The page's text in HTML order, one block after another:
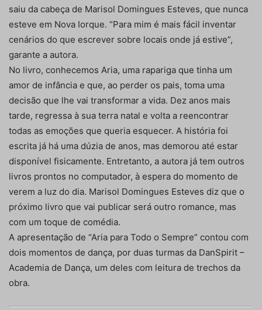
saiu da cabeça de Marisol Domingues Esteves, que nunca
esteve em Nova Iorque. “Para mim é mais fácil inventar
cenários do que escrever sobre locais onde já estive”,
garante a autora.
No livro, conhecemos Aria, uma rapariga que tinha um
amor de infância e que, ao perder os pais, toma uma
decisão que lhe vai transformar a vida. Dez anos mais
tarde, regressa à sua terra natal e volta a reencontrar
todas as emoções que queria esquecer. A história foi
escrita já há uma dúzia de anos, mas demorou até estar
disponível fisicamente. Entretanto, a autora já tem outros
livros prontos no computador, à espera do momento de
verem a luz do dia. Marisol Domingues Esteves diz que o
próximo livro que vai publicar será outro romance, mas
com um toque de comédia.
A apresentação de “Aria para Todo o Sempre” contou com
dois momentos de dança, por duas turmas da DanSpirit –
Academia de Dança, um deles com leitura de trechos da
obra.